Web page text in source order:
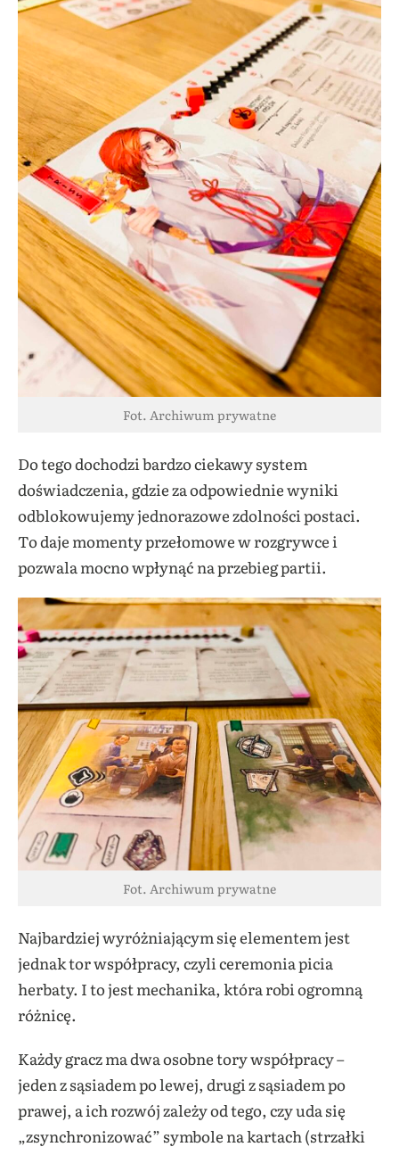
Fot. Archiwum prywatne
Do tego dochodzi bardzo ciekawy system
doświadczenia, gdzie za odpowiednie wyniki
odblokowujemy jednorazowe zdolności postaci.
To daje momenty przełomowe w rozgrywce i
pozwala mocno wpłynąć na przebieg partii.
Fot. Archiwum prywatne
Najbardziej wyróżniającym się elementem jest
jednak tor współpracy, czyli ceremonia picia
herbaty. I to jest mechanika, która robi ogromną
różnicę.
Każdy gracz ma dwa osobne tory współpracy –
jeden z sąsiadem po lewej, drugi z sąsiadem po
prawej, a ich rozwój zależy od tego, czy uda się
„zsynchronizować” symbole na kartach (strzałki